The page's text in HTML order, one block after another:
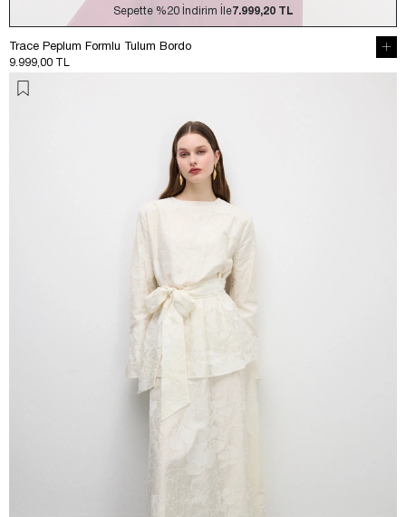
Sepette %20 İndirim İle7.999,20 TL
Trace Peplum Formlu Tulum Bordo
9.999,00 TL